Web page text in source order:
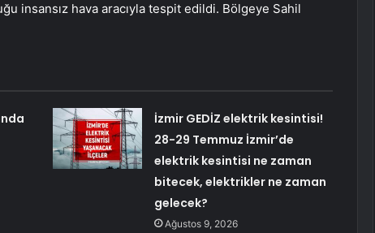
insansız hava aracıyla tespit edildi. Bölgeye Sahil
İzmir GEDİZ elektrik kesintisi!
28-29 Temmuz İzmir’de
elektrik kesintisi ne zaman
bitecek, elektrikler ne zaman
gelecek?
Ağustos 9, 2026